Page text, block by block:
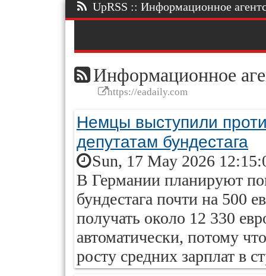
UpRSS :: Информационное
Информационное
https://eadaily.com
Немцы выступили
депутатам бундестага
Sun, 17 May 2026
В Германии планируют
бундестага почти на 500
получать около 12 330
автоматически, потому
росту средних зарплат в